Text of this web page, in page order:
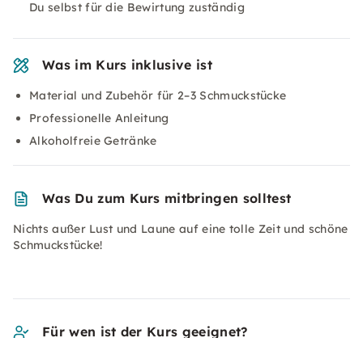
Du selbst für die Bewirtung zuständig
Was im Kurs inklusive ist
Material und Zubehör für 2–3 Schmuckstücke
Professionelle Anleitung
Alkoholfreie Getränke
Was Du zum Kurs mitbringen solltest
Nichts außer Lust und Laune auf eine tolle Zeit und schöne
Schmuckstücke!
Für wen ist der Kurs geeignet?